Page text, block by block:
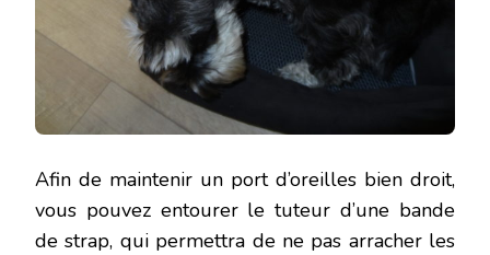
Afin de maintenir un port d’oreilles bien droit,
vous pouvez entourer le tuteur d’une bande
de strap, qui permettra de ne pas arracher les